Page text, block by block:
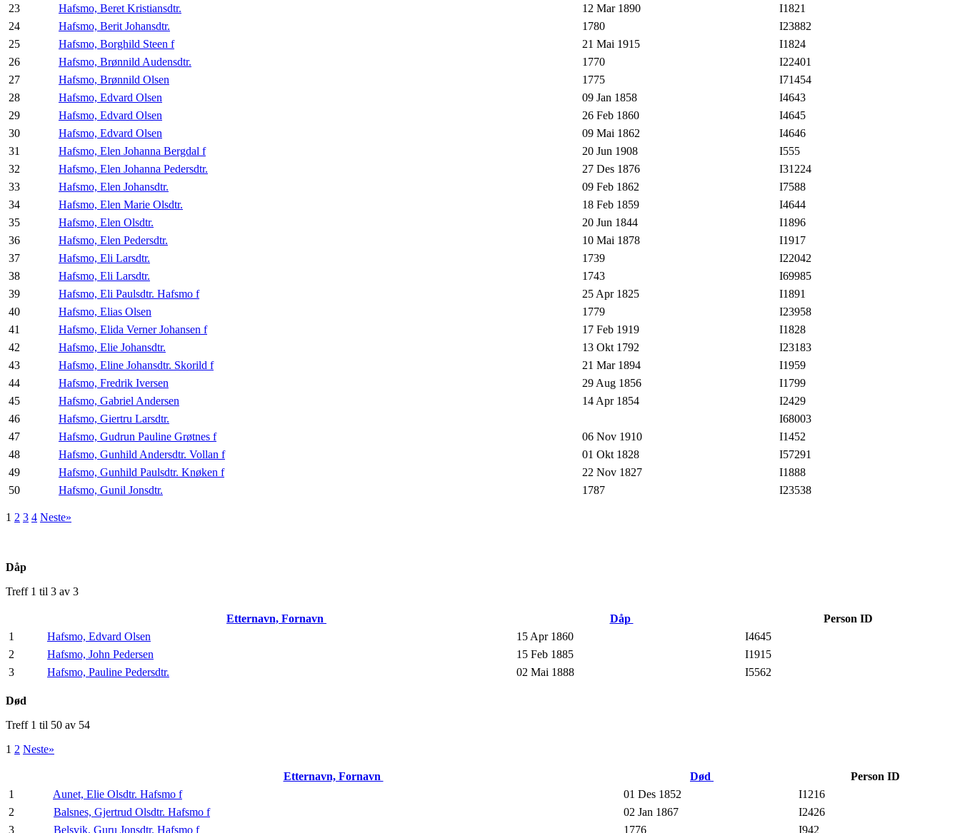
23
Hafsmo, Beret Kristiansdtr. 12 Mar 1890
I1821
24
Hafsmo, Berit Johansdtr. 1780
I23882
25
Hafsmo, Borghild Steen f 21 Mai 1915
I1824
26
Hafsmo, Brønnild Audensdtr. 1770
I22401
27
Hafsmo, Brønnild Olsen 1775
I71454
28
Hafsmo, Edvard Olsen 09 Jan 1858
I4643
29
Hafsmo, Edvard Olsen 26 Feb 1860
I4645
30
Hafsmo, Edvard Olsen 09 Mai 1862
I4646
31
Hafsmo, Elen Johanna Bergdal f 20 Jun 1908
I555
32
Hafsmo, Elen Johanna Pedersdtr. 27 Des 1876
I31224
33
Hafsmo, Elen Johansdtr. 09 Feb 1862
I7588
34
Hafsmo, Elen Marie Olsdtr. 18 Feb 1859
I4644
35
Hafsmo, Elen Olsdtr. 20 Jun 1844
I1896
36
Hafsmo, Elen Pedersdtr. 10 Mai 1878
I1917
37
Hafsmo, Eli Larsdtr. 1739
I22042
38
Hafsmo, Eli Larsdtr. 1743
I69985
39
Hafsmo, Eli Paulsdtr. Hafsmo f 25 Apr 1825
I1891
40
Hafsmo, Elias Olsen 1779
I23958
41
Hafsmo, Elida Verner Johansen f 17 Feb 1919
I1828
42
Hafsmo, Elie Johansdtr. 13 Okt 1792
I23183
43
Hafsmo, Eline Johansdtr. Skorild f 21 Mar 1894
I1959
44
Hafsmo, Fredrik Iversen 29 Aug 1856
I1799
45
Hafsmo, Gabriel Andersen 14 Apr 1854
I2429
46
Hafsmo, Giertru Larsdtr.
I68003
47
Hafsmo, Gudrun Pauline Grøtnes f 06 Nov 1910
I1452
48
Hafsmo, Gunhild Andersdtr. Vollan f 01 Okt 1828
I57291
49
Hafsmo, Gunhild Paulsdtr. Knøken f 22 Nov 1827
I1888
50
Hafsmo, Gunil Jonsdtr. 1787 I23538
1 2 3 4 Neste»
Dåp
Treff 1 til 3 av 3
Etternavn, Fornavn Dåp
Person ID
1
Hafsmo, Edvard Olsen 15 Apr 1860
I4645
2
Hafsmo, John Pedersen 15 Feb 1885
I1915
3
Hafsmo, Pauline Pedersdtr. 02 Mai 1888 I5562
Død
Treff 1 til 50 av 54
1 2 Neste»
Etternavn, Fornavn Død
Person ID
1
Aunet, Elie Olsdtr. Hafsmo f 01 Des 1852
I1216
2
Balsnes, Gjertrud Olsdtr. Hafsmo f 02 Jan 1867
I2426
3
Belsvik, Guru Jonsdtr. Hafsmo f 1776 I942